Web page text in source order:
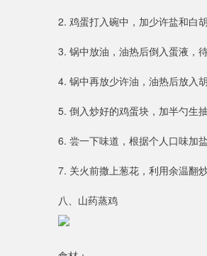
2. 鸡蛋打入碗中，加少许盐和白
3. 锅中放油，油热后倒入蛋液，
4. 锅中再放少许油，油热后放入
5. 倒入炒好的鸡蛋块，加半勺生
6. 尝一下味道，根据个人口味加
7. 关火前撒上葱花，利用余温翻
八、山药蒸鸡